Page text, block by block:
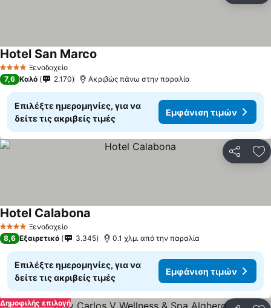
4 ΑστέριαΞενοδοχείο
Hotel San Marco
7,6 Καλό 2.170 Ακριβώς πάνω στην παραλία
Επιλέξτε ημερομηνίες, για να
δείτε τις ακριβείς τιμές
Εμφάνιση τιμών
4 ΑστέριαΞενοδοχείο
Hotel Calabona
8,6 Εξαιρετικό 3.345 0.1 χλμ. από την παραλία
Επιλέξτε ημερομηνίες, για να
δείτε τις ακριβείς τιμές
Εμφάνιση τιμών
Δημοφιλής επιλογή